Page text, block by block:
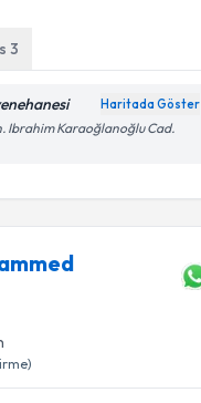
3
Haritada Göster
Ibrahim Karaoğlanoğlu Cad.